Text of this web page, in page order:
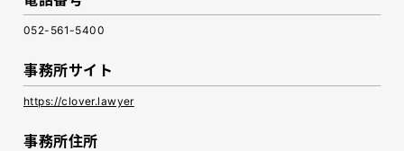
052-561-5400
事務所サイト
https://clover.lawyer
事務所住所